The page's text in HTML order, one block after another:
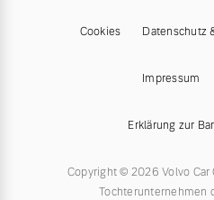
Cookies Datenschutz
Impressum
Erklärung zur
Copyright © 2026 Volvo Car
Tochterunternehmen